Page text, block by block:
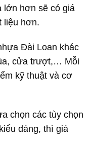
lớn hơn sẽ có giá
liệu hơn.
Đài Loan khác
cửa trượt,… Mỗi
kỹ thuật và cơ
chọn các tùy chọn
dáng, thì giá